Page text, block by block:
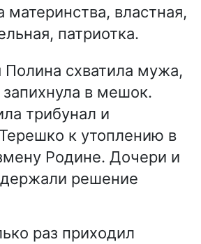
материнства, властная,
патриотка.
Полина схватила мужа,
запихнула в мешок.
трибунал и
к утоплению в
Родине. Дочери и
решение
раз приходил